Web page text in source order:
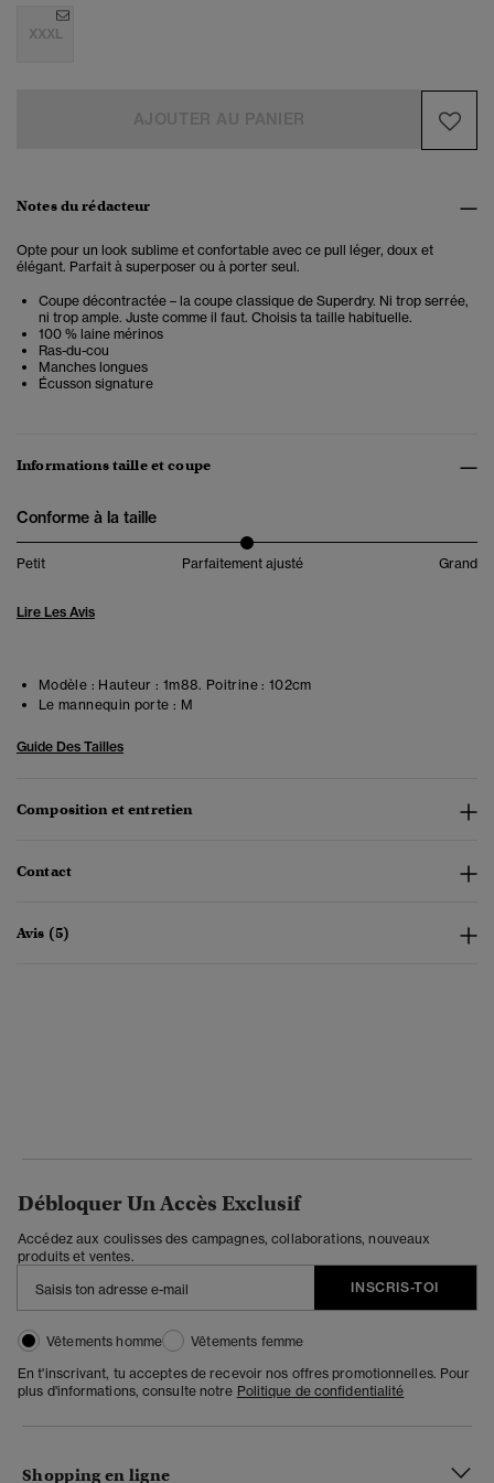
XXXL
Notes du rédacteur
Opte pour un look sublime et confortable avec ce pull léger, doux et
élégant. Parfait à superposer ou à porter seul.
Coupe décontractée – la coupe classique de Superdry. Ni trop serrée,
ni trop ample. Juste comme il faut. Choisis ta taille habituelle.
100 % laine mérinos
Ras-du-cou
Manches longues
Écusson signature
Informations taille et coupe
Conforme à la taille
Petit Parfaitement ajusté Grand
Lire Les Avis
Modèle : Hauteur : 1m88. Poitrine : 102cm
Le mannequin porte : M
Guide Des Tailles
Composition et entretien
Contact
Avis (5)
Débloquer Un Accès Exclusif
Accédez aux coulisses des campagnes, collaborations, nouveaux
produits et ventes.
INSCRIS-TOI
Vêtements homme
Vêtements femme
En t'inscrivant, tu acceptes de recevoir nos offres promotionnelles. Pour
plus d'informations, consulte notre Politique de confidentialité
Shopping en ligne